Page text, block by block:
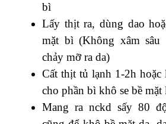
bì
Lấy thịt ra, dùng dao
mặt bì (Không xâm
chảy mỡ ra da)
Cất thịt tủ lạnh 1-2h hoặc
cho phần bì khô se bề mặt
Mang ra nckd sấy 80